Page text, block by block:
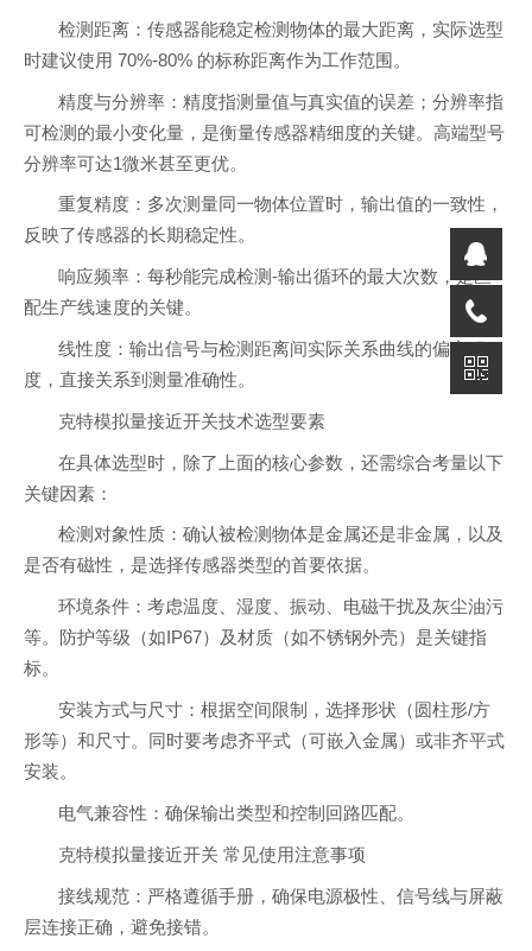
检测距离：传感器能稳定检测物体的最大距离，实际选型
时建议使用 70%-80% 的标称距离作为工作范围。
精度与分辨率：精度指测量值与真实值的误差；分辨率指
可检测的最小变化量，是衡量传感器精细度的关键。高端型号
分辨率可达1微米甚至更优。
重复精度：多次测量同一物体位置时，输出值的一致性，
反映了传感器的长期稳定性。
响应频率：每秒能完成检测-输出循环的最大次数，是匹
配生产线速度的关键。
线性度：输出信号与检测距离间实际关系曲线的偏离程
度，直接关系到测量准确性。
克特模拟量接近开关技术选型要素
在具体选型时，除了上面的核心参数，还需综合考量以下
关键因素：
检测对象性质：确认被检测物体是金属还是非金属，以及
是否有磁性，是选择传感器类型的首要依据。
环境条件：考虑温度、湿度、振动、电磁干扰及灰尘油污
等。防护等级（如IP67）及材质（如不锈钢外壳）是关键指
标。
安装方式与尺寸：根据空间限制，选择形状（圆柱形/方
形等）和尺寸。同时要考虑齐平式（可嵌入金属）或非齐平式
安装。
电气兼容性：确保输出类型和控制回路匹配。
克特模拟量接近开关 常见使用注意事项
接线规范：严格遵循手册，确保电源极性、信号线与屏蔽
层连接正确，避免接错。